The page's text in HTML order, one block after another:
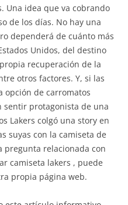
Una idea que va cobrando
de los días. No hay una
dependerá de cuánto más
Unidos, del destino
recuperación de la
otros factores. Y, si las
opción de carromatos
protagonista de una
Lakers colgó una story en
suyas con la camiseta de
pregunta relacionada con
camiseta lakers , puede
propia página web.